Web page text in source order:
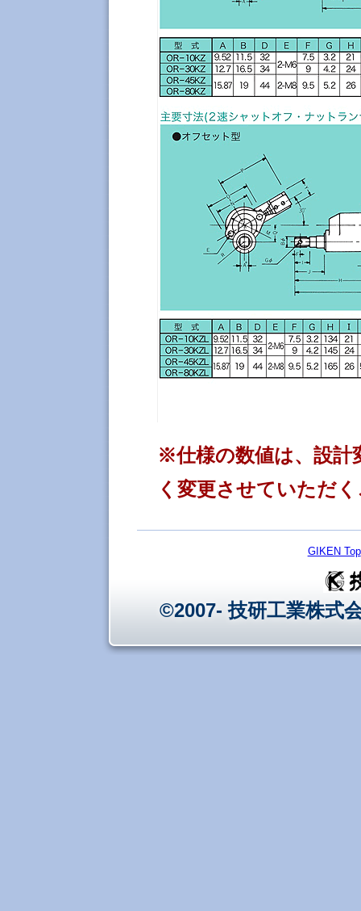
※仕様の数値は、設計
く変更させていただ
GIKEN Top
©2007- 技研工業株式